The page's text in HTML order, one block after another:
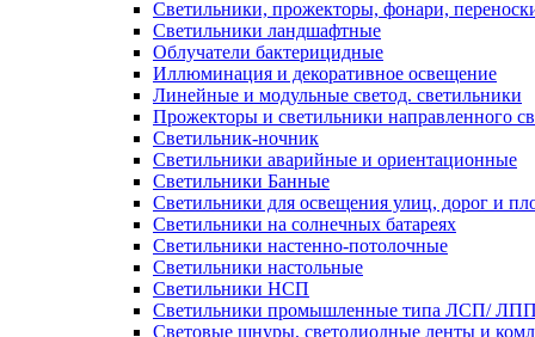
Светильники, прожекторы, фонари,
Светильники ландшафтные
Облучатели бактерицидные
Иллюминация и декоративное освещение
Линейные и модульные светод. светильники
Прожекторы и светильники направленного
Светильник-ночник
Светильники аварийные и ориентационные
Светильники Банные
Светильники для освещения улиц, дорог и
Светильники на солнечных батареях
Светильники настенно-потолочные
Светильники настольные
Светильники НСП
Светильники промышленные типа ЛСП/
Световые шнуры, светодиодные ленты и